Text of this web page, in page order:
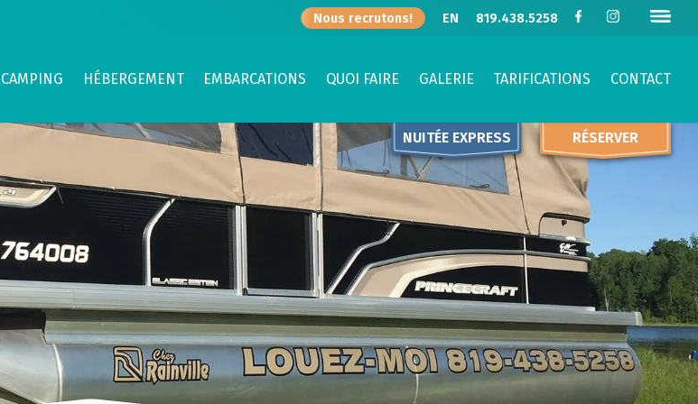
Nous recrutons! EN 819.438.5258
CAMPING HÉBERGEMENT EMBARCATIONS QUOI FAIRE GALERIE TARIFICATIONS CONTACT
RÉSERVER
NUITÉE EXPRESS